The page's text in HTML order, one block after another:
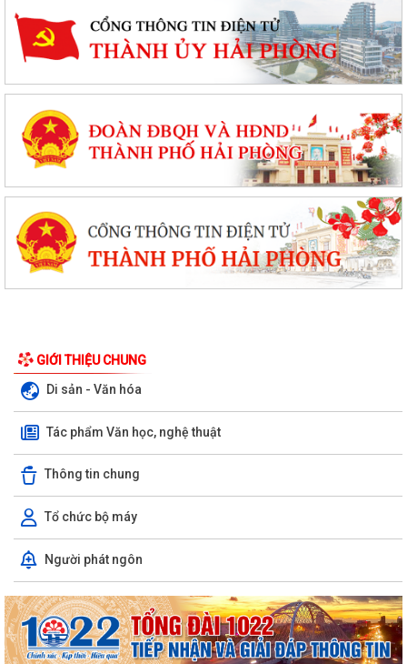
GIỚI THIỆU CHUNG
Di sản - Văn hóa
Tác phẩm Văn học, nghệ thuật
Thông tin chung
Tổ chức bộ máy
Người phát ngôn